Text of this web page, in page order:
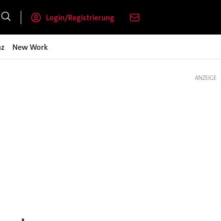
Login/Registrierung
New Work
ANZEIGE